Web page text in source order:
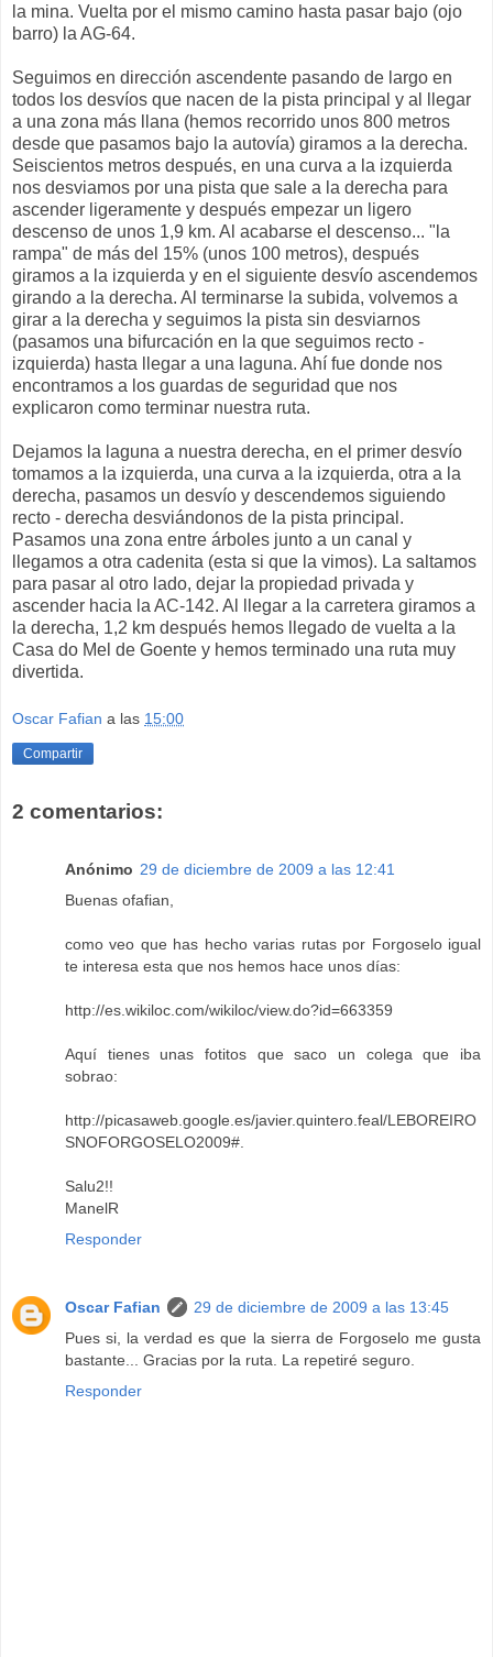
la mina. Vuelta por el mismo camino hasta pasar bajo (ojo
barro) la AG-64.
Seguimos en dirección ascendente pasando de largo en
todos los desvíos que nacen de la pista principal y al llegar
a una zona más llana (hemos recorrido unos 800 metros
desde que pasamos bajo la autovía) giramos a la derecha.
Seiscientos metros después, en una curva a la izquierda
nos desviamos por una pista que sale a la derecha para
ascender ligeramente y después empezar un ligero
descenso de unos 1,9 km. Al acabarse el descenso... "la
rampa" de más del 15% (unos 100 metros), después
giramos a la izquierda y en el siguiente desvío ascendemos
girando a la derecha. Al terminarse la subida, volvemos a
girar a la derecha y seguimos la pista sin desviarnos
(pasamos una bifurcación en la que seguimos recto -
izquierda) hasta llegar a una laguna. Ahí fue donde nos
encontramos a los guardas de seguridad que nos
explicaron como terminar nuestra ruta.
Dejamos la laguna a nuestra derecha, en el primer desvío
tomamos a la izquierda, una curva a la izquierda, otra a la
derecha, pasamos un desvío y descendemos siguiendo
recto - derecha desviándonos de la pista principal.
Pasamos una zona entre árboles junto a un canal y
llegamos a otra cadenita (esta si que la vimos). La saltamos
para pasar al otro lado, dejar la propiedad privada y
ascender hacia la AC-142. Al llegar a la carretera giramos a
la derecha, 1,2 km después hemos llegado de vuelta a la
Casa do Mel de Goente y hemos terminado una ruta muy
divertida.
Oscar Fafian a las 15:00
Compartir
2 comentarios:
Anónimo 29 de diciembre de 2009 a las 12:41
Buenas ofafian,
como veo que has hecho varias rutas por Forgoselo igual
te interesa esta que nos hemos hace unos días:
http://es.wikiloc.com/wikiloc/view.do?id=663359
Aquí tienes unas fotitos que saco un colega que iba
sobrao:
http://picasaweb.google.es/javier.quintero.feal/LEBOREIRO
SNOFORGOSELO2009#
Salu2!!
ManelR
Responder
Oscar Fafian
29 de diciembre de 2009 a las 13:45
Pues si, la verdad es que la sierra de Forgoselo me gusta
bastante... Gracias por la ruta. La repetiré seguro.
Responder